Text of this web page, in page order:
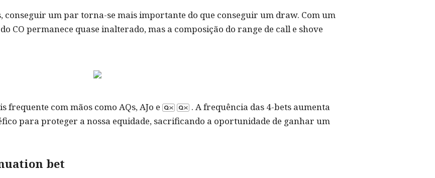
conseguir um par torna-se mais importante do que conseguir um draw. Com um
CO permanece quase inalterado, mas a composição do range de call e shove
frequente com mãos como AQs, AJo e
. A frequência das 4-bets aumenta
para proteger a nossa equidade, sacrificando a oportunidade de ganhar um
bet